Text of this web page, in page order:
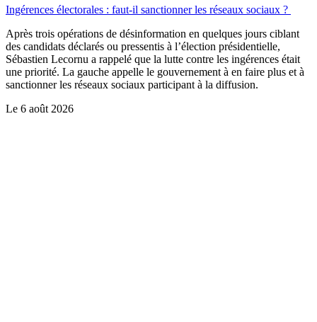
Ingérences électorales : faut-il sanctionner les réseaux sociaux ?
Après trois opérations de désinformation en quelques jours ciblant
des candidats déclarés ou pressentis à l’élection présidentielle,
Sébastien Lecornu a rappelé que la lutte contre les ingérences était
une priorité. La gauche appelle le gouvernement à en faire plus et à
sanctionner les réseaux sociaux participant à la diffusion.
Le 6 août 2026